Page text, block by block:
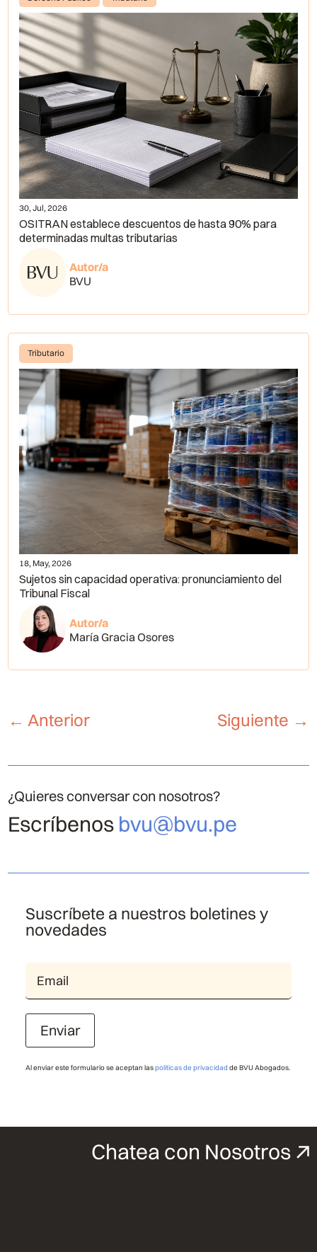
30, Jul, 2026
OSITRAN establece descuentos de hasta 90% para
determinadas multas tributarias
Autor/a
BVU
Tributario
18, May, 2026
Sujetos sin capacidad operativa: pronunciamiento del
Tribunal Fiscal
Autor/a
María Gracia Osores
←Anterior Siguiente →
¿Quieres conversar con nosotros?
Escríbenos bvu@bvu.pe
Suscríbete a nuestros boletines y
novedades
Enviar
Al enviar este formulario se aceptan laspolíticas de privacidad de BVU Abogados.
Chatea con Nosotros